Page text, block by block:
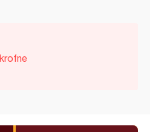
krofne